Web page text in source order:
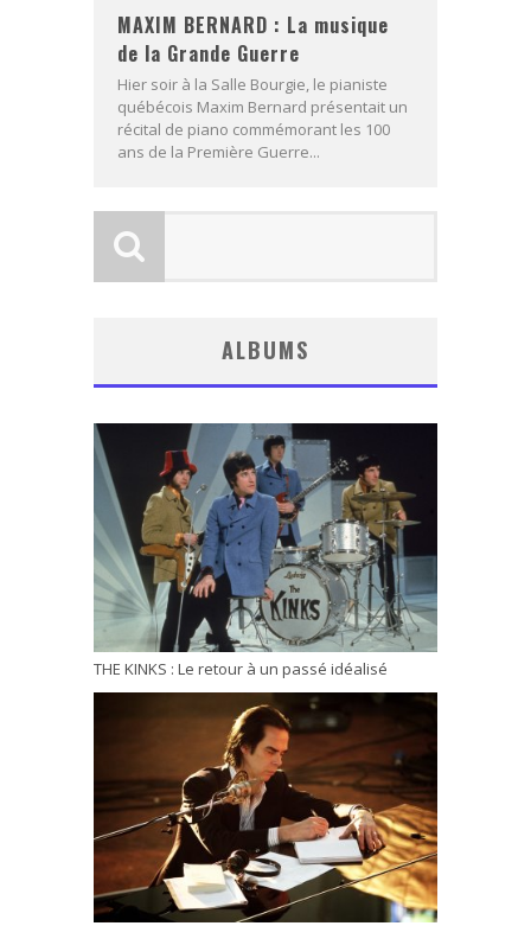
MAXIM BERNARD : La musique
de la Grande Guerre
Hier soir à la Salle Bourgie, le pianiste
québécois Maxim Bernard présentait un
récital de piano commémorant les 100
ans de la Première Guerre...
ALBUMS
THE KINKS : Le retour à un passé idéalisé